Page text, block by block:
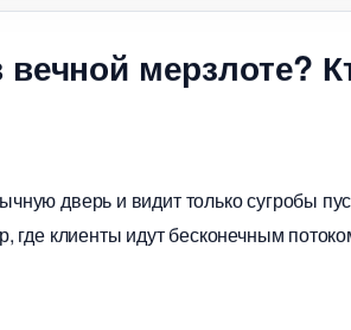
мерзлоте?
дверь и видит только сугробы
где клиенты идут бесконечным